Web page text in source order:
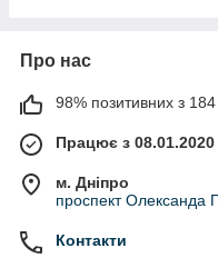
Про нас
98% позитивних з 184
Працює з 08.01.2020
м. Дніпро
проспект Олександа
Контакти